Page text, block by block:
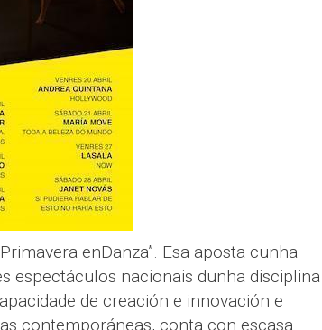
enDanza”. Esa aposta cunha
espectáculos nacionais dunha disciplina
de creación e innovación e
contemporáneas, conta con escasa